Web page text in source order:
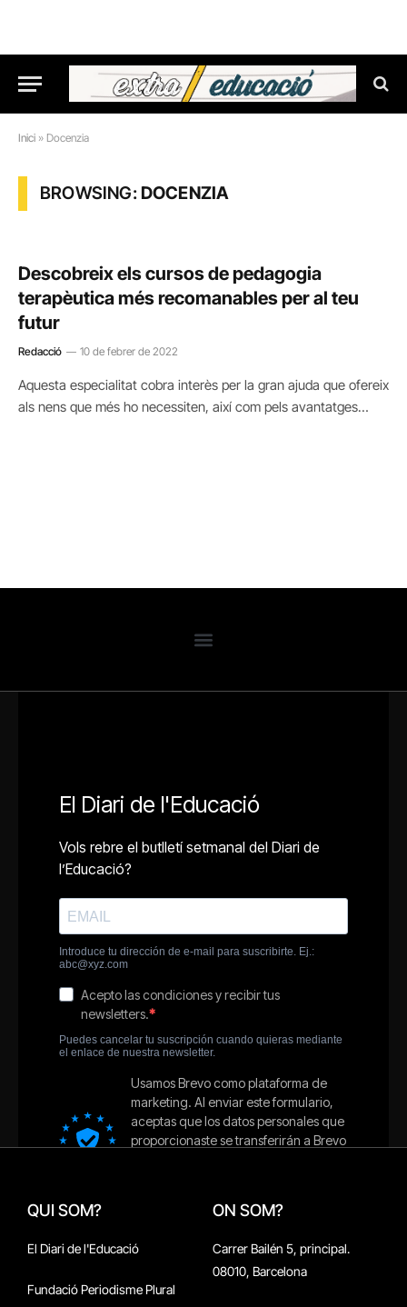
Inici » Docenzia
BROWSING:DOCENZIA
Descobreix els cursos de pedagogia
terapèutica més recomanables per al teu
futur
Redacció 10 de febrer de 2022
Aquesta especialitat cobra interès per la gran ajuda que ofereix
als nens que més ho necessiten, així com pels avantatges…
QUI SOM?
El Diari de l'Educació
Fundació Periodisme Plural
ON SOM?
Carrer Bailén 5, principal.
08010, Barcelona